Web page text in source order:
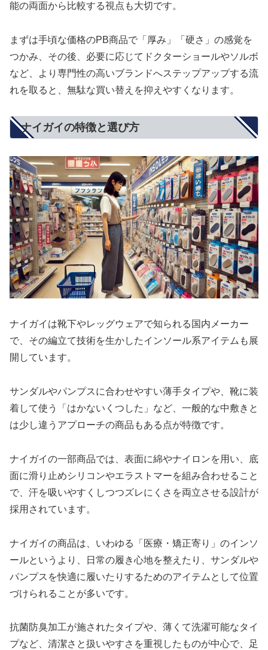
能の両面から比較する視点も大切です。
まずは手頃な価格のPB商品で「厚み」「硬さ」の感覚を
つかみ、その後、必要に応じてドクターショールやソルボ
など、より専門性の高いブランドへステップアップする流
れを取ると、無駄な買い替えを抑えやすくなります。
ナイガイの特徴と選び方
ナイガイは靴下やレッグウェアで知られる国内メーカー
で、その編立て技術を生かしたインソール系アイテムも展
開しています。
サンダルやパンプスに合わせやすい薄手タイプや、靴に装
着して使う「はかないくつした」など、一般的な中敷きと
は少し違うアプローチの商品もある点が特徴です。
ナイガイの一部商品では、表面に綿やナイロンを用い、底
面に滑り止めシリコンやエラストマーを組み合わせること
で、汗を吸いやすくしつつズレにくさを両立させる設計が
採用されています。
ナイガイの商品は、いわゆる「医療・矯正寄り」のインソ
ールというより、日常の履き心地を整えたり、サンダルや
パンプスを快適に履いたりするためのアイテムとして位置
づけられることが多いです。
抗菌防臭加工が施されたタイプや、薄くて洗濯可能なタイ
プなど、清潔さと扱いやすさを重視したものが中心で、足